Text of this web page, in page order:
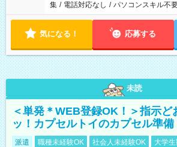
集 / 電話対応なし / パソコンスキル不
気になる！ 応募する
未読
＜単発＊WEB登録OK！＞指示ど
ッ！カプセルトイのカプセル準備
派遣 職種未経験OK 社会人未経験OK 大学